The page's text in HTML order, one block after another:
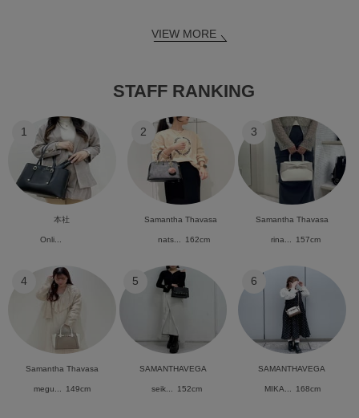
VIEW MORE
STAFF RANKING
1
本社
Onli...
2
Samantha Thavasa
nats... 162cm
3
Samantha Thavasa
rina... 157cm
4
Samantha Thavasa
megu... 149cm
5
SAMANTHAVEGA
seik... 152cm
6
SAMANTHAVEGA
MIKA... 168cm